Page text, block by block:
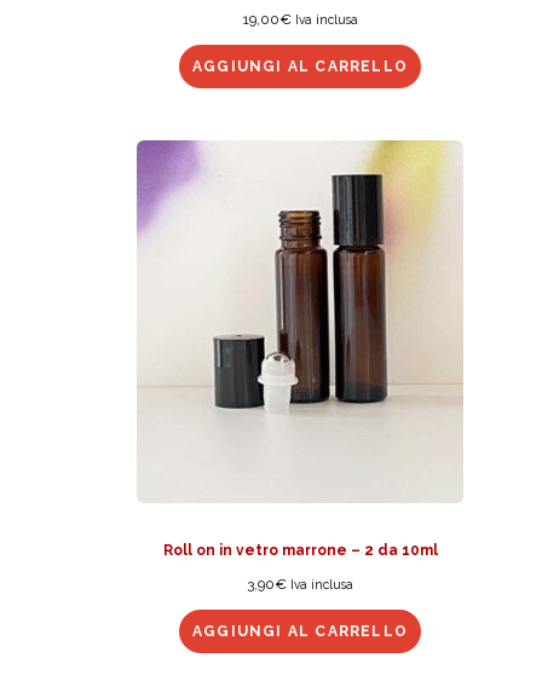
19,00€ Iva inclusa
AGGIUNGI AL CARRELLO
Roll on in vetro marrone – 2 da 10ml
3,90€ Iva inclusa
AGGIUNGI AL CARRELLO